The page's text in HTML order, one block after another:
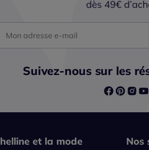
Suivez-nous sur les
helline et la mode Nos